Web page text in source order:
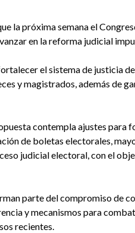
la próxima semana el
en la reforma judicial
el sistema de justicia
y magistrados, además de
contempla ajustes
de boletas electorales,
judicial electoral, con el
parte del compromiso de
y mecanismos para
recientes.